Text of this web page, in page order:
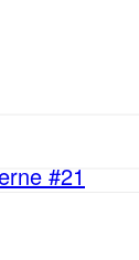
#21